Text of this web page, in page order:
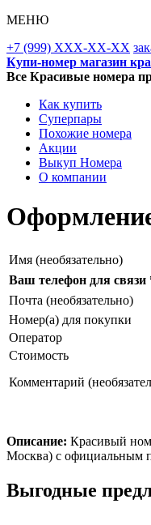
МЕНЮ
+7 (999) XXX-XX-XX
Купи-номер магазин
Все Красивые номера
Как купить
Суперпары
Похожие номера
Акции
Выкуп Номера
О компании
Имя (необязательно)
Ваш телефон для связи
Почта (необязательно)
Номер(а) для покупки
Оператор
Стоимость
Комментарий
Описание: Красивый
Москва) с официальным
Scroll
Up
Выгодные